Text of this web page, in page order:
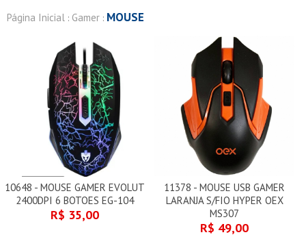
Página Inicial : Gamer : MOUSE
10648 - MOUSE GAMER EVOLUT
2400DPI 6 BOTOES EG-104
R$ 35,00
11378 - MOUSE USB GAMER
LARANJA S/FIO HYPER OEX
MS307
R$ 49,00